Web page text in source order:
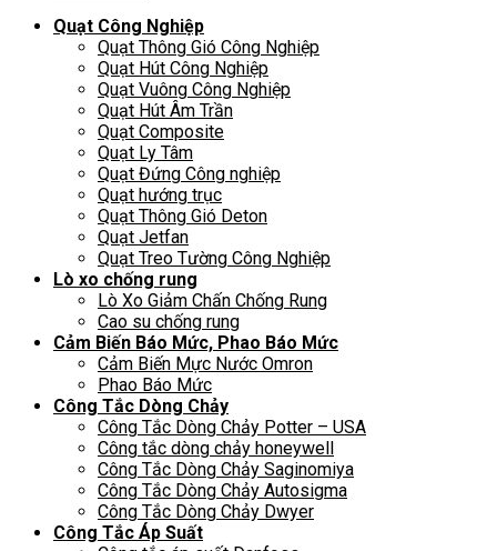
Quạt Công Nghiệp
Quạt Thông Gió Công Nghiệp
Quạt Hút Công Nghiệp
Quạt Vuông Công Nghiệp
Quạt Hút Âm Trần
Quạt Composite
Quạt Ly Tâm
Quạt Đứng Công nghiệp
Quạt hướng trục
Quạt Thông Gió Deton
Quạt Jetfan
Quạt Treo Tường Công Nghiệp
Lò xo chống rung
Lò Xo Giảm Chấn Chống Rung
Cao su chống rung
Cảm Biến Báo Mức, Phao Báo Mức
Cảm Biến Mực Nước Omron
Phao Báo Mức
Công Tắc Dòng Chảy
Công Tắc Dòng Chảy Potter – USA
Công tắc dòng chảy honeywell
Công Tắc Dòng Chảy Saginomiya
Công Tắc Dòng Chảy Autosigma
Công Tắc Dòng Chảy Dwyer
Công Tắc Áp Suất